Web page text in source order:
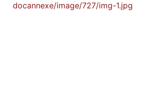
docannexe/image/727/img-1.jpg